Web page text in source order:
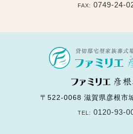
FAX: 0749-24-
〒522-0068 滋賀県彦根市
TEL: 0120-93-